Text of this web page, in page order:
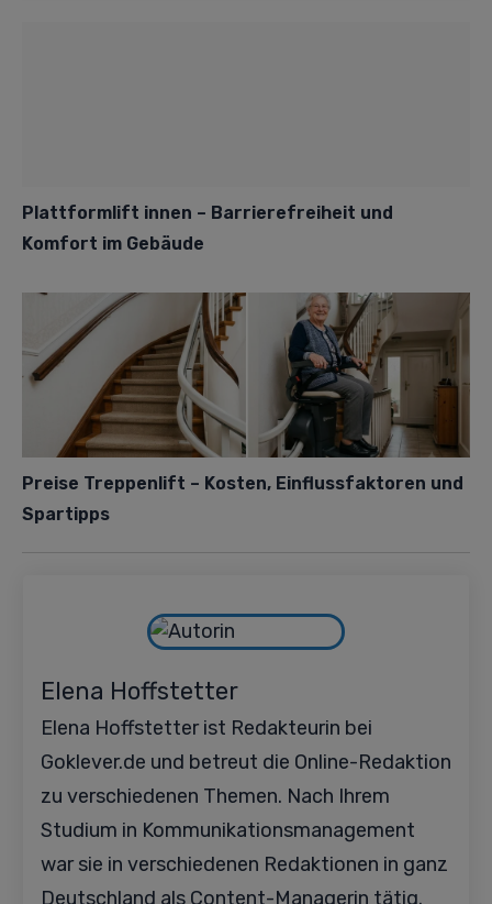
Plattformlift innen – Barrierefreiheit und
Komfort im Gebäude
Preise Treppenlift – Kosten, Einflussfaktoren und
Spartipps
Elena Hoffstetter
Elena Hoffstetter ist Redakteurin bei
Goklever.de und betreut die Online-Redaktion
zu verschiedenen Themen. Nach Ihrem
Studium in Kommunikationsmanagement
war sie in verschiedenen Redaktionen in ganz
Deutschland als Content-Managerin tätig.